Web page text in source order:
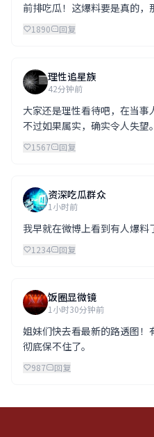
前排吃瓜！这爆料要是真的，
1890 回复
理性追星族
42分钟前
大家还是理性看待吧，在当事
不过如果属实，确实令人失望。
1567 回复
资深吃瓜群众
1小时前
我早就在微博上看到有人爆料
1234 回复
饭圈显微镜
1小时30分钟前
姐妹们快去看最新的路透图
彻底保不住了。
987 回复